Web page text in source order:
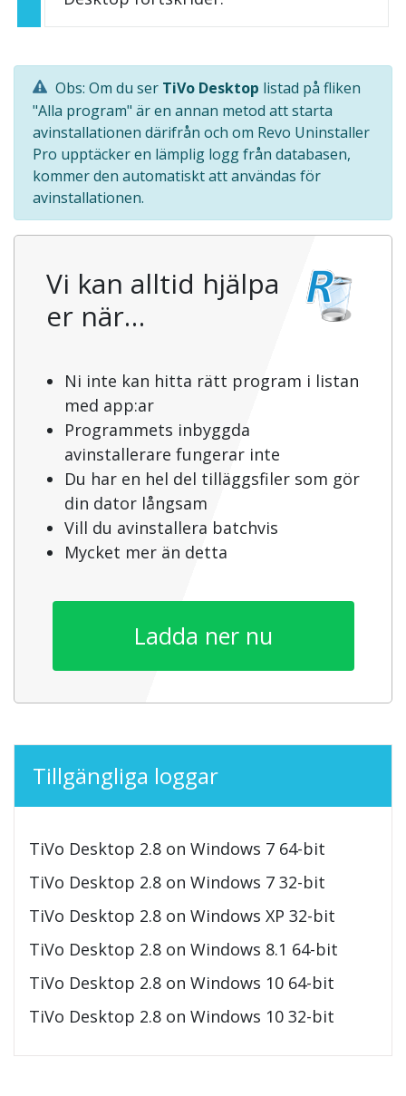
Obs: Om du ser TiVo Desktop listad på fliken
"Alla program" är en annan metod att starta
avinstallationen därifrån och om Revo Uninstaller
Pro upptäcker en lämplig logg från databasen,
kommer den automatiskt att användas för
avinstallationen.
Vi kan alltid hjälpa
er när…
Ni inte kan hitta rätt program i listan
med app:ar
Programmets inbyggda
avinstallerare fungerar inte
Du har en hel del tilläggsfiler som gör
din dator långsam
Vill du avinstallera batchvis
Mycket mer än detta
Ladda ner nu
Tillgängliga loggar
TiVo Desktop 2.8 on Windows 7 64-bit
TiVo Desktop 2.8 on Windows 7 32-bit
TiVo Desktop 2.8 on Windows XP 32-bit
TiVo Desktop 2.8 on Windows 8.1 64-bit
TiVo Desktop 2.8 on Windows 10 64-bit
TiVo Desktop 2.8 on Windows 10 32-bit